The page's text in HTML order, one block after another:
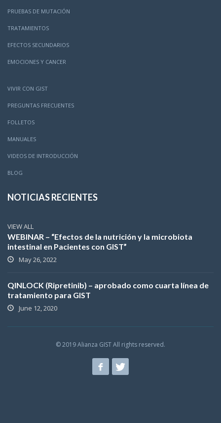
PRUEBAS DE MUTACIÓN
TRATAMIENTOS
EFECTOS SECUNDARIOS
EMOCIONES Y CANCER
VIVIR CON GIST
PREGUNTAS FRECUENTES
FOLLETOS
MANUALES
VIDEOS DE INTRODUCCIÓN
BLOG
NOTICIAS RECIENTES
VIEW ALL
WEBINAR – “Efectos de la nutrición y la microbiota
intestinal en Pacientes con GIST”
May 26, 2022
QINLOCK (Ripretinib) – aprobado como cuarta línea de
tratamiento para GIST
June 12, 2020
© 2019 Alianza GIST All rights reserved.